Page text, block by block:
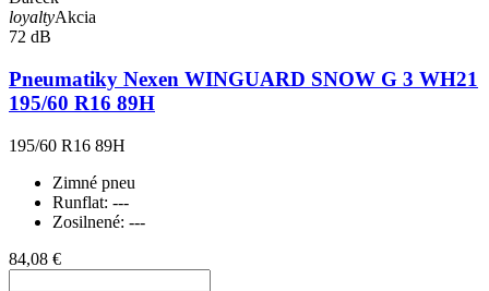
loyaltyAkcia
72 dB
Pneumatiky Nexen WINGUARD SNOW G 3 WH21
195/60 R16 89H
195/60 R16 89H
Zimné pneu
Runflat: ---
Zosilnené: ---
84,08 €